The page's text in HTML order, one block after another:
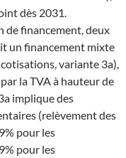
dès 2031.
de financement, deux
un financement mixte
variante 3a),
la TVA à hauteur de
implique des
(relèvement des
pour les
pour les